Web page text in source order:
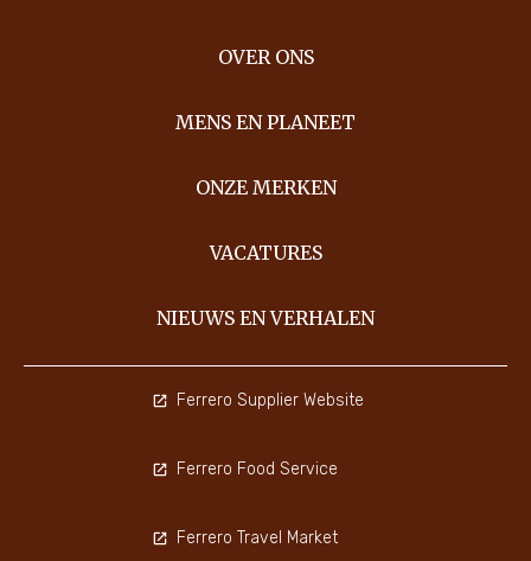
OVER ONS
MENS EN PLANEET
ONZE MERKEN
VACATURES
NIEUWS EN VERHALEN
Ferrero Supplier Website
Ferrero Food Service
Ferrero Travel Market